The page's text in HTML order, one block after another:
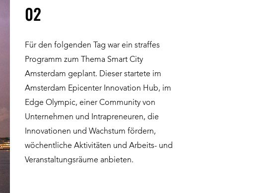
02
Für den folgenden Tag war ein straffes
Programm zum Thema Smart City
Amsterdam geplant. Dieser startete im
Amsterdam Epicenter Innovation Hub, im
Edge Olympic, einer Community von
Unternehmen und Intrapreneuren, die
Innovationen und Wachstum fördern,
wöchentliche Aktivitäten und Arbeits- und
Veranstaltungsräume anbieten.